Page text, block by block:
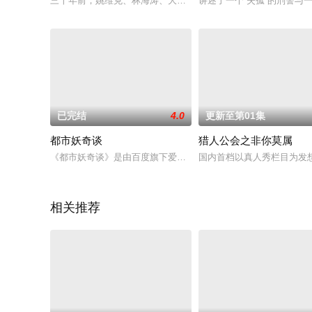
已完结 4.0
都市妖奇谈
《都市妖奇谈》是由百度旗下爱奇艺视频网站独家出品 ，上海
更新至第01集
猎人公会之非你莫属
国内首档以真人秀栏目为
相关推荐